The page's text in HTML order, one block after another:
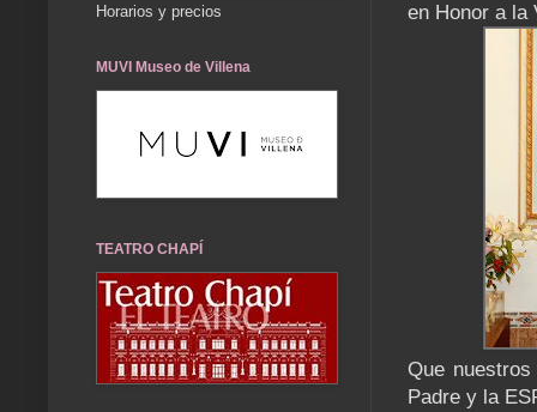
en Honor a la
Que
Padre y la
Horarios y precios
MUVI Museo de Villena
TEATRO CHAPÍ